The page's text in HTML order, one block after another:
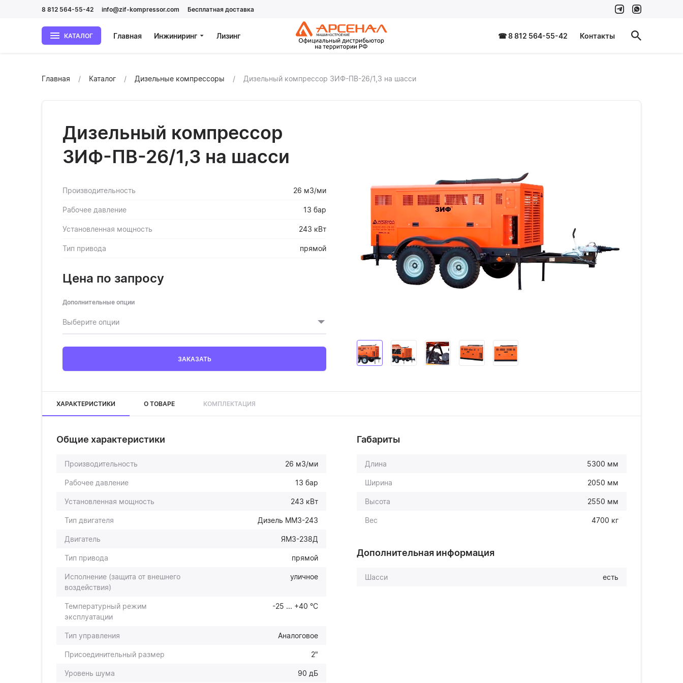
8 812 564-55-42 info@zif-kompressor.com Бесплатная доставка
КАТАЛОГ Главная Инжиниринг Лизинг ☎ 8 812 564-55-42 Контакты
Главная Каталог Дизельные компрессоры Дизельный компрессор ЗИФ-ПВ-26/1,3 на шасси
Дизельный компрессор
ЗИФ-ПВ-26/1,3 на шасси
Производительность 26 м3/ми
Рабочее давление 13 бар
Установленная мощность 243 кВт
Тип привода прямой
Цена по запросу
Дополнительные опции
Выберите опции
ЗАКАЗАТЬ
ХАРАКТЕРИСТИКИ О ТОВАРЕ КОМПЛЕКТАЦИЯ
Общие характеристики
Производительность 26 м3/ми
Рабочее давление 13 бар
Установленная мощность 243 кВт
Тип двигателя Дизель ММЗ-243
Двигатель ЯМЗ-238Д
Тип привода прямой
Исполнение (защита от внешнего
воздействия)
уличное
Температурный режим
эксплуатации
-25 ... +40 °С
Тип управления Аналоговое
Присоединительный размер 2"
Уровень шума 90 дБ
Габариты
Длина 5300 мм
Ширина 2050 мм
Высота 2550 мм
Вес 4700 кг
Дополнительная информация
Шасси есть